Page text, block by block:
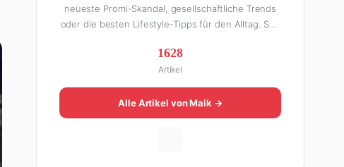
neueste Promi-Skandal, gesellschaftliche Trends
oder die besten Lifestyle-Tipps für den Alltag. Seit
hat FHM Online zu einer der führenden Männer-
Lifestyle-Plattformen im deutschsprachigen Raum
aufgebaut. Sein Weg dahin war alles andere als
geradlinig: Die eine Hälfte seines Lebens stand er
in der Gastronomie – mit allem, was dazugehört.
1628
Artikel
Alle Artikel von Maik →